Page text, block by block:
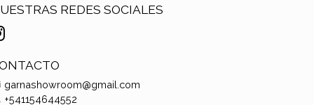
REDES SOCIALES
garnashowroom@gmail.com
+541154644552